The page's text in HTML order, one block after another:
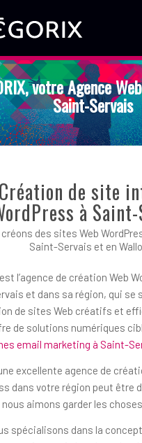
votre Agence
Saint-Servais
Création de site
à
créons des sites Web
Saint-Servais et en
l’agence de création Web
et dans sa région, qui se
de sites Web créatifs et
de solutions numériques
email marketing à Saint-
excellente agence de
dans votre région peut être
nous aimons garder les
spécialisons dans la